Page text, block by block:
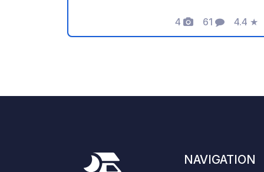
Vous pouvez également emmener
votre chien partout sur le lac, y compris
4
Photos
61
Commentaires
4.4
Note
★
NAVIGATION